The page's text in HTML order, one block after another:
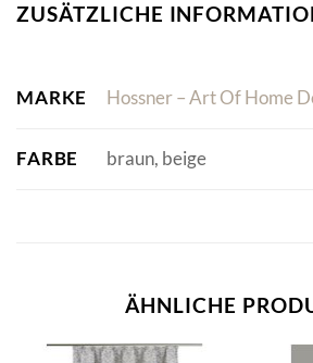
ZUSÄTZLICHE
MARKE Hossner – Art Of Home
FARBE braun, beige
ÄHNLICHE